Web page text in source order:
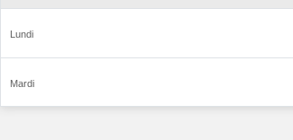
Lundi
Mardi